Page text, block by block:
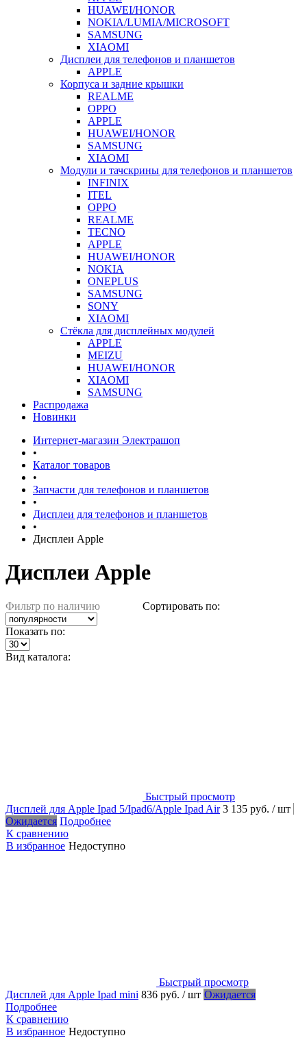
HUAWEI/HONOR
NOKIA/LUMIA/MICROSOFT
SAMSUNG
XIAOMI
Дисплеи для телефонов и планшетов
APPLE
Корпуса и задние крышки
REALME
OPPO
APPLE
HUAWEI/HONOR
SAMSUNG
XIAOMI
Модули и тачскрины для телефонов и планшетов
INFINIX
ITEL
OPPO
REALME
TECNO
APPLE
HUAWEI/HONOR
NOKIA
ONEPLUS
SAMSUNG
SONY
XIAOMI
Стёкла для дисплейных модулей
APPLE
MEIZU
HUAWEI/HONOR
XIAOMI
SAMSUNG
Распродажа
Новинки
Интернет-магазин Электрашоп
•
Каталог товаров
•
Запчасти для телефонов и планшетов
•
Дисплеи для телефонов и планшетов
•
Дисплеи Apple
Дисплеи Apple
Фильтр по наличию Сортировать по:
Показать по:
Вид каталога:
Быстрый просмотр
Дисплей для Apple Ipad 5/Ipad6/Apple Ipad Air 3 135 руб. / шт
Ожидается Подробнее
К сравнению
В избранное Недоступно
Быстрый просмотр
Дисплей для Apple Ipad mini 836 руб. / шт Ожидается
Подробнее
К сравнению
В избранное Недоступно